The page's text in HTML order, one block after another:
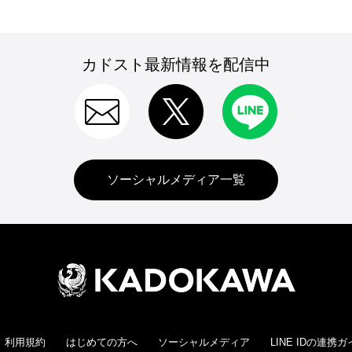
カドスト最新情報を配信中
ソーシャルメディア一覧
利用規約 はじめての方へ ソーシャルメディア LINE IDの連携ガ